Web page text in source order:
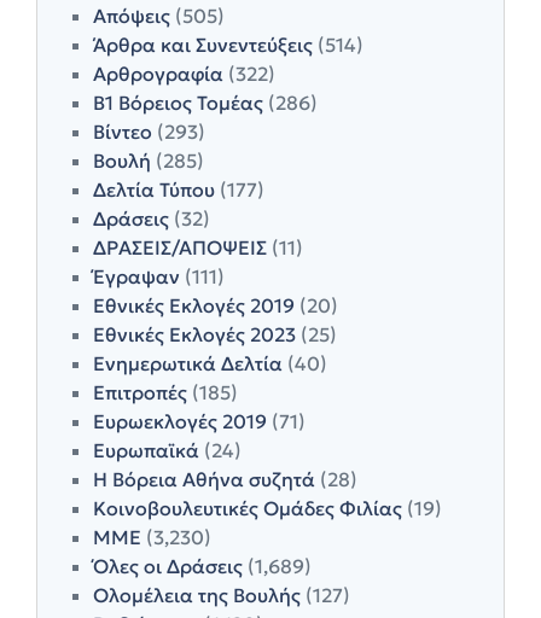
Απόψεις (505)
Άρθρα και Συνεντεύξεις (514)
Αρθρογραφία (322)
Β1 Βόρειος Τομέας (286)
Βίντεο (293)
Βουλή (285)
Δελτία Τύπου (177)
Δράσεις (32)
ΔΡΑΣΕΙΣ/ΑΠΟΨΕΙΣ (11)
Έγραψαν (111)
Εθνικές Εκλογές 2019 (20)
Εθνικές Εκλογές 2023 (25)
Ενημερωτικά Δελτία (40)
Επιτροπές (185)
Ευρωεκλογές 2019 (71)
Ευρωπαϊκά (24)
Η Βόρεια Αθήνα συζητά (28)
Κοινοβουλευτικές Ομάδες Φιλίας (19)
ΜΜΕ (3,230)
Όλες οι Δράσεις (1,689)
Ολομέλεια της Βουλής (127)